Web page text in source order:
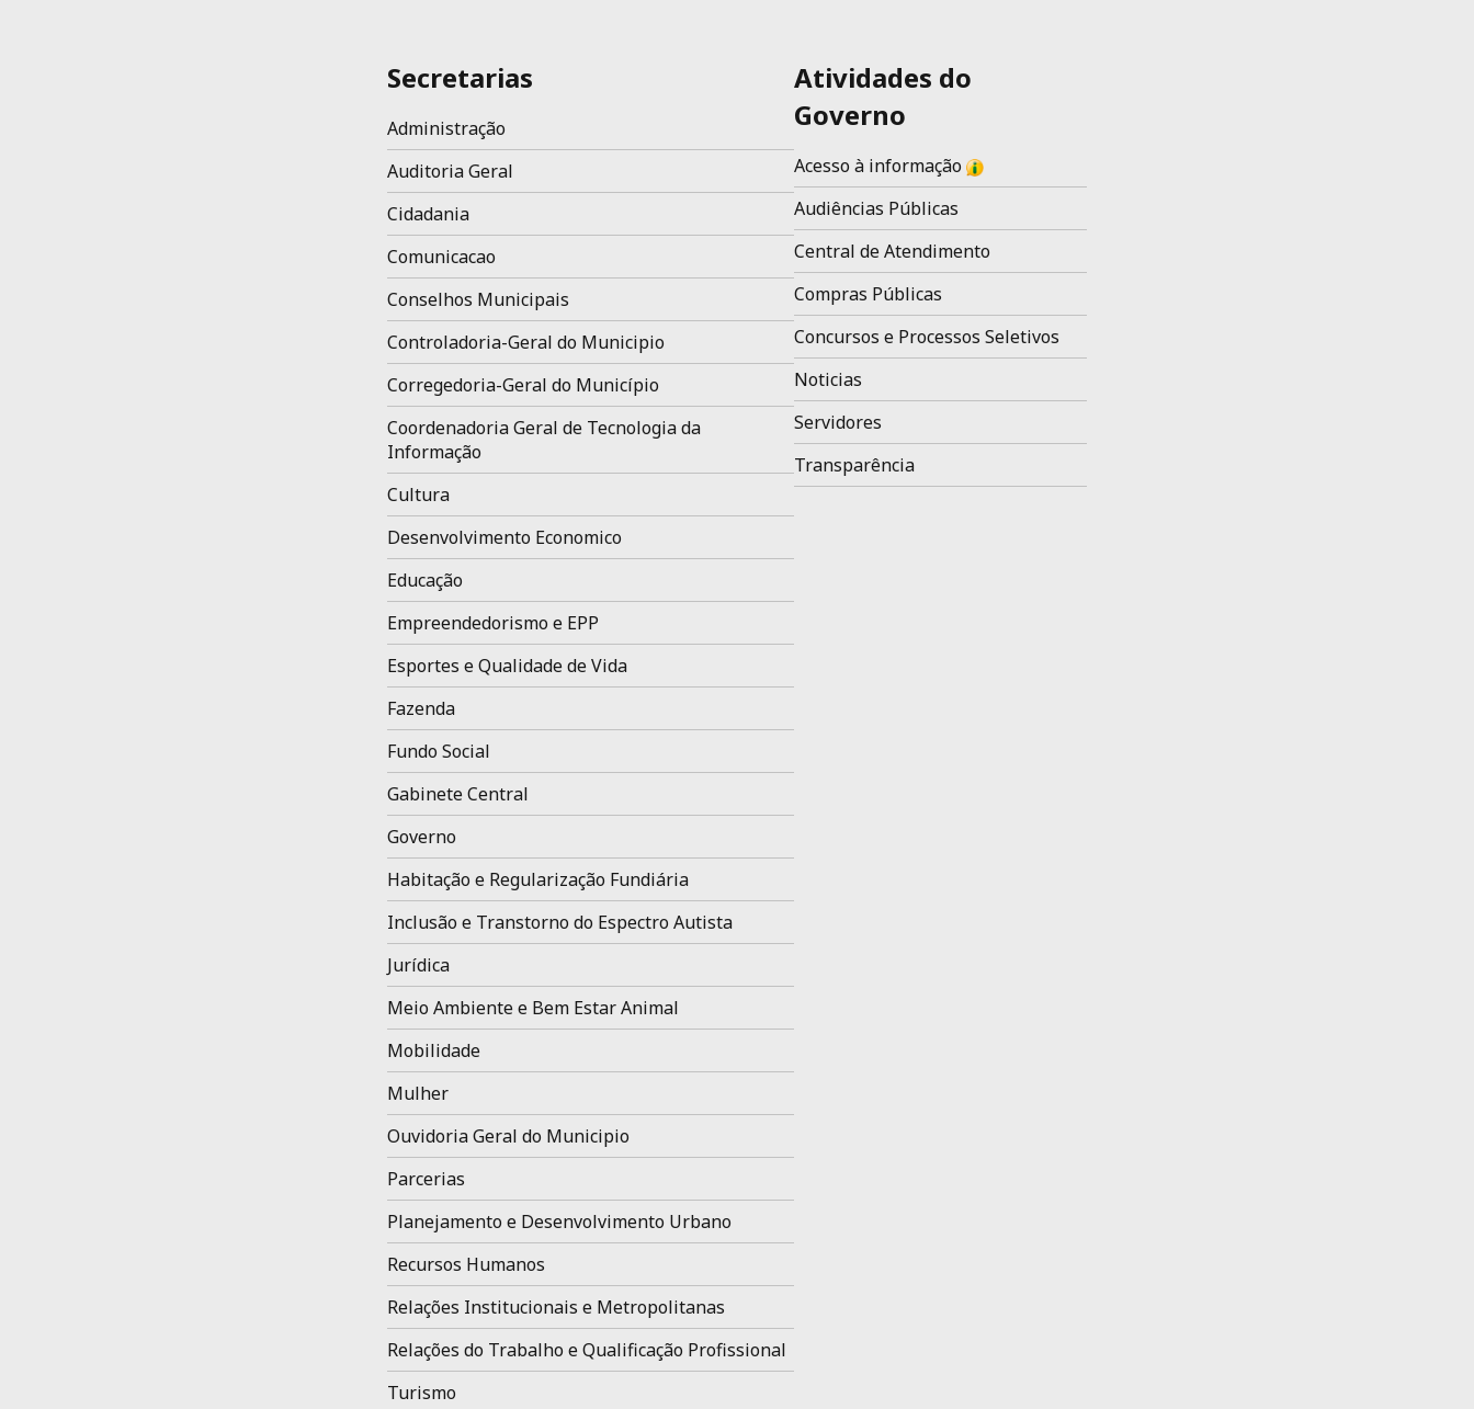
Secretarias
Administração
Auditoria Geral
Cidadania
Comunicacao
Conselhos Municipais
Controladoria-Geral do Municipio
Corregedoria-Geral do Município
Coordenadoria Geral de Tecnologia da
Informação
Cultura
Desenvolvimento Economico
Educação
Empreendedorismo e EPP
Esportes e Qualidade de Vida
Fazenda
Fundo Social
Gabinete Central
Governo
Habitação e Regularização Fundiária
Inclusão e Transtorno do Espectro Autista
Jurídica
Meio Ambiente e Bem Estar Animal
Mobilidade
Mulher
Ouvidoria Geral do Municipio
Parcerias
Planejamento e Desenvolvimento Urbano
Recursos Humanos
Relações Institucionais e Metropolitanas
Relações do Trabalho e Qualificação Profissional
Turismo
Atividades do
Governo
Acesso à informação
Audiências Públicas
Central de Atendimento
Compras Públicas
Concursos e Processos Seletivos
Noticias
Servidores
Transparência